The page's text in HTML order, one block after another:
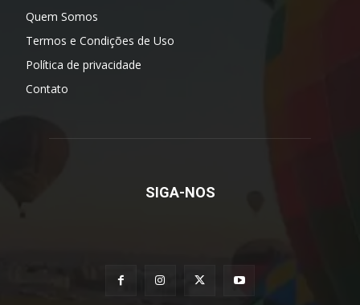
Quem Somos
Termos e Condições de Uso
Política de privacidade
Contato
SIGA-NOS